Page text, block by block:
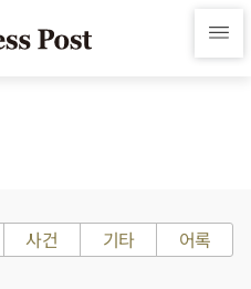
사건 기타 어록